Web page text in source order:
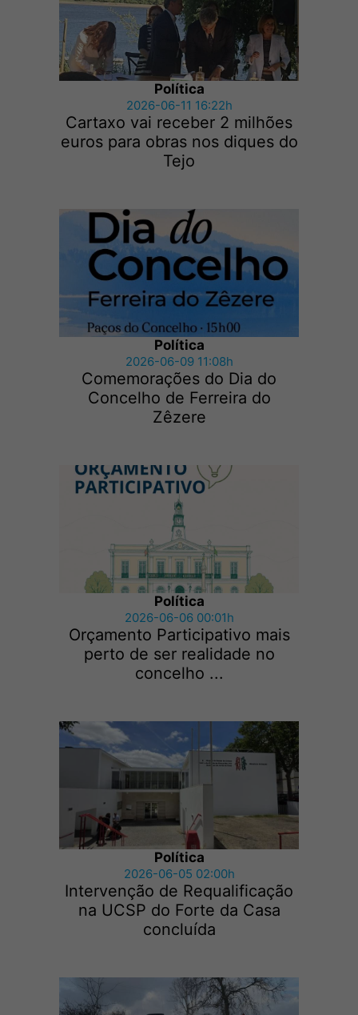
Política
2026-06-11 16:22h
Cartaxo vai receber 2 milhões
euros para obras nos diques do
Tejo
Política
2026-06-09 11:08h
Comemorações do Dia do
Concelho de Ferreira do
Zêzere
Política
2026-06-06 00:01h
Orçamento Participativo mais
perto de ser realidade no
concelho ...
Política
2026-06-05 02:00h
Intervenção de Requalificação
na UCSP do Forte da Casa
concluída